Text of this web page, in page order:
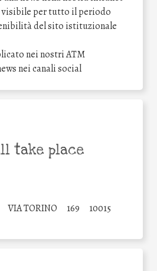
visibile per tutto il periodo
del sito istituzionale
nei nostri ATM
nei canali social
take place
VIA TORINO 169 10015